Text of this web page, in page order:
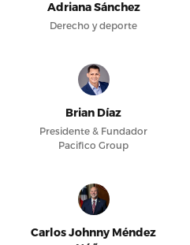
Adriana Sánchez
Derecho y deporte
Brian Díaz
Presidente & Fundador
Pacifico Group
Carlos Johnny Méndez